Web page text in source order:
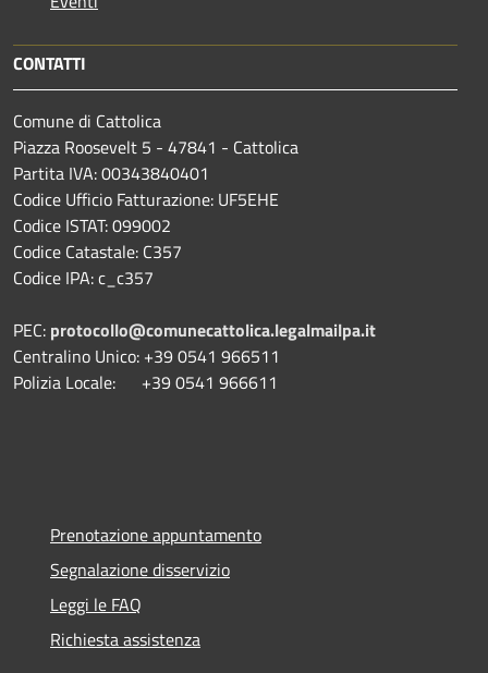
CONTATTI
Comune di Cattolica
Piazza Roosevelt 5 - 47841 - Cattolica
Partita IVA: 00343840401
Codice Ufficio Fatturazione: UF5EHE
Codice ISTAT: 099002
Codice Catastale: C357
Codice IPA: c_c357
PEC: protocollo@comunecattolica.legalmailpa.it
Centralino Unico: +39 0541 966511
Polizia Locale: +39 0541 966611
Prenotazione appuntamento
Segnalazione disservizio
Leggi le FAQ
Richiesta assistenza